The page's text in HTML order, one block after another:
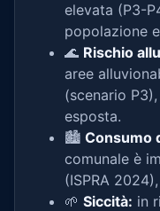
elevata (P3-
popolazione
🌊 Rischio
aree
(scenario
esposta.
🏙️ Consumo
comunale è
(ISPRA
🌱 Siccità: in